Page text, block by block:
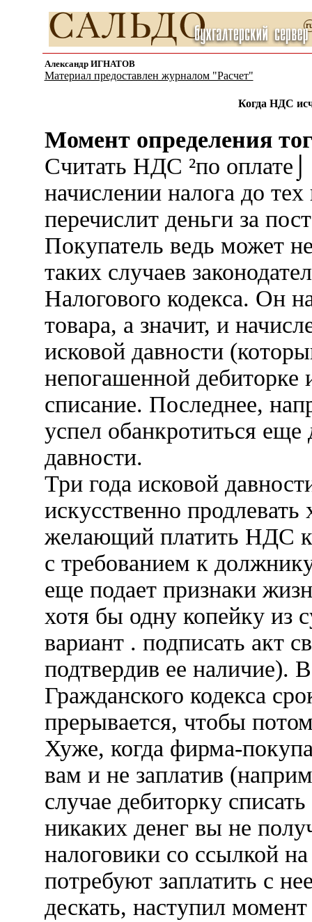
Александр ИГНАТОВ
Материал предоставлен журналом "Расчет"
Когда НДС
Момент определения
Считать НДС ²по оплате⌡
начислении налога до
перечислит деньги за
Покупатель ведь может
таких случаев
Налогового кодекса. Он
товара, а значит, и
исковой давности
непогашенной дебиторке
списание. Последнее,
успел обанкротиться еще
давности.
Три года исковой
искусственно
желающий платить НДС
с требованием к
еще подает признаки
хотя бы одну копейку из
вариант . подписать акт
подтвердив ее наличие).
Гражданского кодекса
прерывается, чтобы
Хуже, когда фирма-
вам и не заплатив
случае дебиторку
никаких денег вы не
налоговики со ссылкой
потребуют заплатить с
дескать, наступил